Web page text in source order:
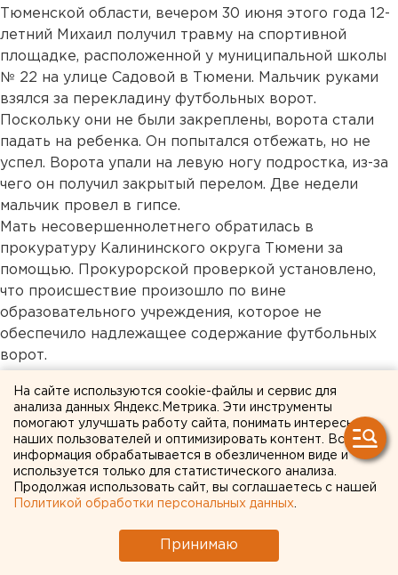
Тюменской области, вечером 30 июня этого года 12-
летний Михаил получил травму на спортивной
площадке, расположенной у муниципальной школы
№ 22 на улице Садовой в Тюмени. Мальчик руками
взялся за перекладину футбольных ворот.
Поскольку они не были закреплены, ворота стали
падать на ребенка. Он попытался отбежать, но не
успел. Ворота упали на левую ногу подростка, из-за
чего он получил закрытый перелом. Две недели
мальчик провел в гипсе.
Мать несовершеннолетнего обратилась в
прокуратуру Калининского округа Тюмени за
помощью. Прокурорской проверкой установлено,
что происшествие произошло по вине
образовательного учреждения, которое не
обеспечило надлежащее содержание футбольных
ворот.
обратилась в суд с иском к школе о возмещении
морального вреда в сумме 20 тысяч рублей.
Решением суда требования прокуратуры
удовлетворены в полном объеме. Илья Ненко,
Европейско-Азиатские новости.
На сайте используются cookie-файлы и сервис для
анализа данных Яндекс.Метрика. Эти инструменты
помогают улучшать работу сайта, понимать интересы
наших пользователей и оптимизировать контент. Вся
информация обрабатывается в обезличенном виде и
используется только для статистического анализа.
Продолжая использовать сайт, вы соглашаетесь с нашей
Политикой обработки персональных данных
Принимаю